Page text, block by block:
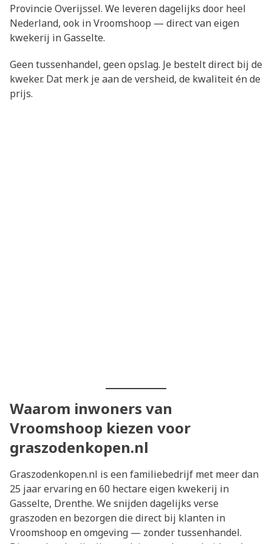
Provincie Overijssel. We leveren dagelijks door heel
Nederland, ook in Vroomshoop — direct van eigen
kwekerij in Gasselte.
Geen tussenhandel, geen opslag. Je bestelt direct bij de
kweker. Dat merk je aan de versheid, de kwaliteit én de
prijs.
Waarom inwoners van
Vroomshoop kiezen voor
graszodenkopen.nl
Graszodenkopen.nl is een familiebedrijf met meer dan
25 jaar ervaring en 60 hectare eigen kwekerij in
Gasselte, Drenthe. We snijden dagelijks verse
graszoden en bezorgen die direct bij klanten in
Vroomshoop en omgeving — zonder tussenhandel.